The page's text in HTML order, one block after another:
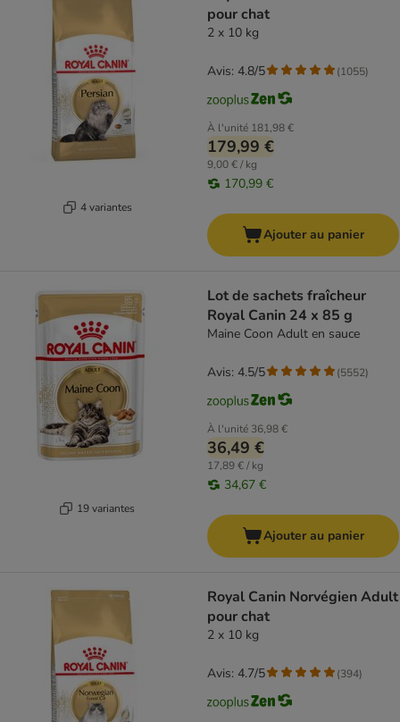
4 variantes
pour chat
2 x 10 kg
À l'unité 181,98 €
179,99 €
9,00 € / kg
170,99 €
Avis: 4.8/5 (1055)
Ajouter au panier
19 variantes
Lot de sachets fraîcheur
Royal Canin 24 x 85 g
Maine Coon Adult en sauce
À l'unité 36,98 €
36,49 €
17,89 € / kg
34,67 €
Avis: 4.5/5 (5552)
Ajouter au panier
Royal Canin Norvégien Adult
pour chat
2 x 10 kg
Avis: 4.7/5 (394)